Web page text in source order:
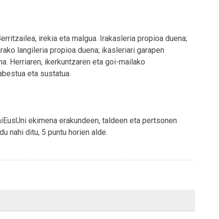
irekia eta malgua. Irakasleria propioa duena;
langileria propioa duena; ikasleriari garapen
Herriaren, ikerkuntzaren eta goi-mailako
eta sustatua.
ekimena erakundeen, taldeen eta pertsonen
nahi ditu, 5 puntu horien alde.